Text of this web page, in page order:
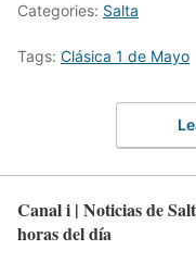
Categories: Salta
Tags: Clásica 1 de Mayo
Canal i | Noticias de
horas del día